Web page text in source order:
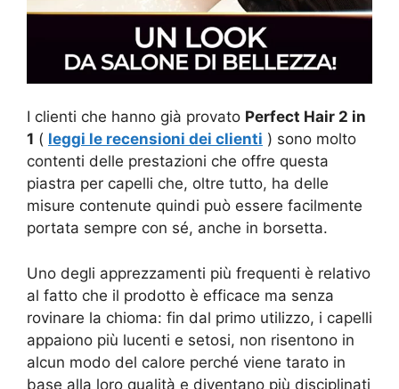
I clienti che hanno già provato Perfect Hair 2 in
1 ( leggi le recensioni dei clienti ) sono molto
contenti delle prestazioni che offre questa
piastra per capelli che, oltre tutto, ha delle
misure contenute quindi può essere facilmente
portata sempre con sé, anche in borsetta.
Uno degli apprezzamenti più frequenti è relativo
al fatto che il prodotto è efficace ma senza
rovinare la chioma: fin dal primo utilizzo, i capelli
appaiono più lucenti e setosi, non risentono in
alcun modo del calore perché viene tarato in
base alla loro qualità e diventano più disciplinati